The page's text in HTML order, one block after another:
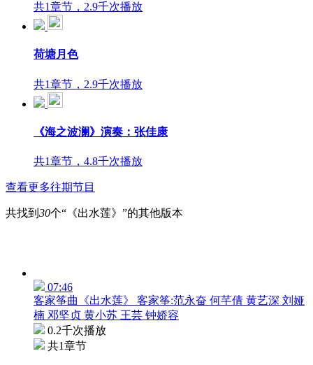
共1章节，2.9千次播放
荷塘月色
共1章节，2.9千次播放
《海之波澜》演奏：张佳康
共1章节，4.8千次播放
查看更多往期节目
共找到 30个“《出水莲》”的其他版本
07:46
客家筝曲《出水莲》 客家筝:范永奋 何芊倩 黄艺深 刘娅
楠 邓坚贞 黄小苏 王芸 钟娇容
0.2千次播放
共1章节